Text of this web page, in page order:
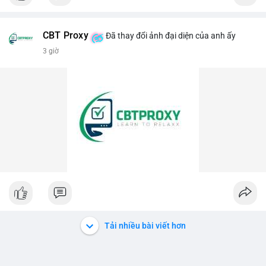
#458btc #chuyenvilanh
#vilanhtichluy
CBT Proxy Đã thay đổi ảnh đại diện của anh ấy
3 giờ
Tải nhiều bài viết hơn